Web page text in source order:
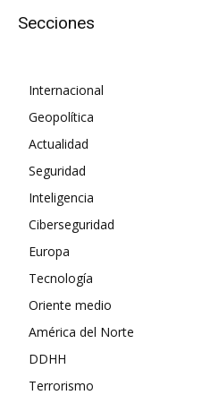
Secciones
Internacional
Geopolítica
Actualidad
Seguridad
Inteligencia
Ciberseguridad
Europa
Tecnología
Oriente medio
América del Norte
DDHH
Terrorismo